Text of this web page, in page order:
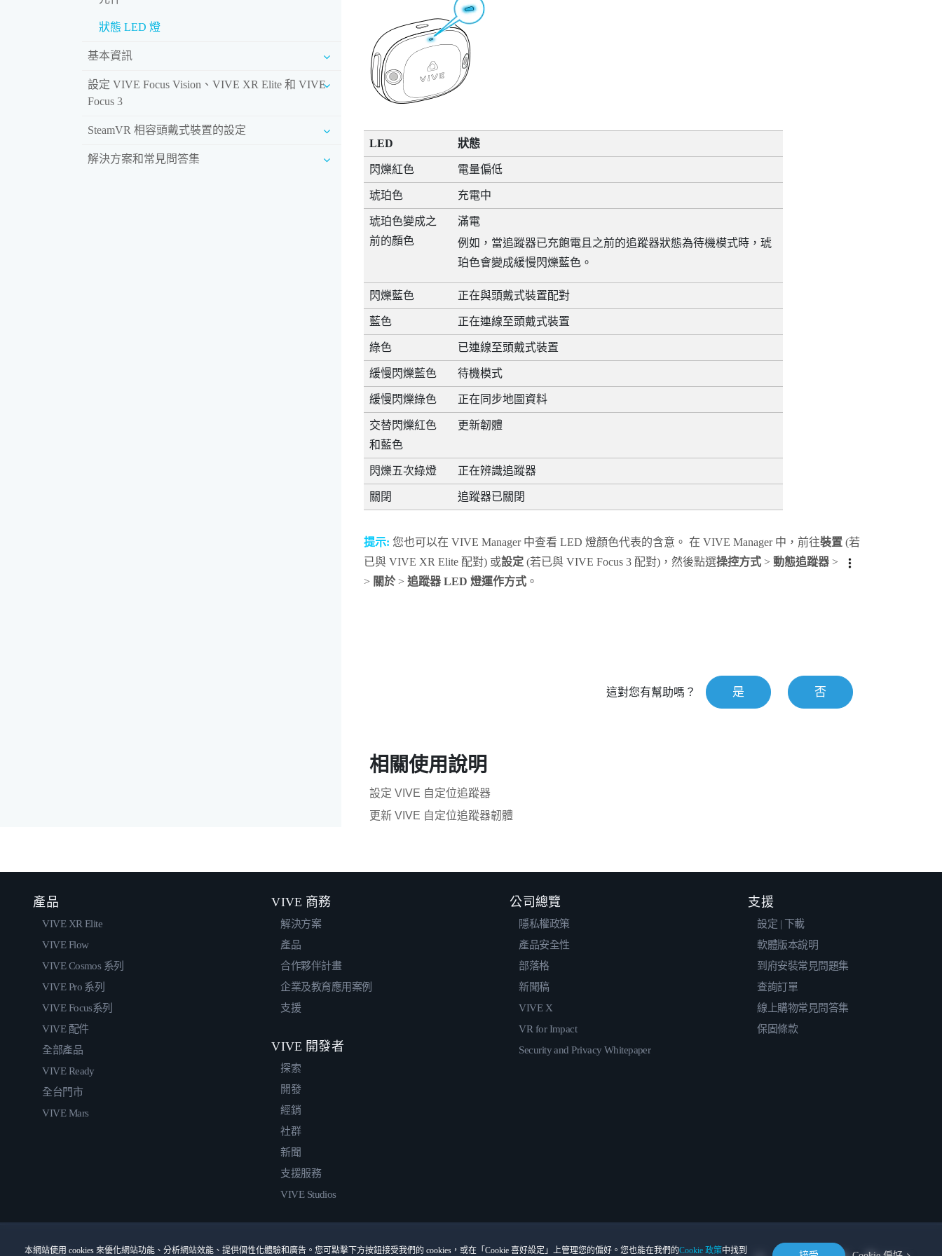
狀態 LED 燈
基本資訊
設定 VIVE Focus Vision、VIVE XR Elite 和 VIVE
Focus 3
SteamVR 相容頭戴式裝置的設定
解決方案和常見問答集
LED 狀態
閃爍紅色 電量偏低
琥珀色 充電中
琥珀色變成之
前的顏色
滿電
例如，當追蹤器已充飽電且之前的追蹤器狀態為待機模式時，琥
珀色會變成緩慢閃爍藍色。
閃爍藍色 正在與頭戴式裝置配對
藍色 正在連線至頭戴式裝置
綠色 已連線至頭戴式裝置
緩慢閃爍藍色 待機模式
緩慢閃爍綠色 正在同步地圖資料
交替閃爍紅色
和藍色
更新韌體
閃爍五次綠燈 正在辨識追蹤器
關閉 追蹤器已關閉
提示: 您也可以在 VIVE Manager中查看 LED 燈顏色代表的含意。 在 VIVE Manager中，前往裝置(若
已與 VIVE XR Elite配對) 或設定(若已與 VIVE Focus 3配對)，然後點選操控方式> 動態追蹤器>
> 關於> 追蹤器 LED 燈運作方式。
這對您有幫助嗎？ 是 否
相關使用說明
設定 VIVE 自定位追蹤器
更新 VIVE 自定位追蹤器韌體
本網站使用 cookies 來優化網站功能、分析網站效能、提供個性化體驗和廣告。您可點擊下方按鈕接受我們的 cookies，或在「Cookie 喜好設定」上管理您的偏好。您也能在我們的Cookie 政策中找到
產品
VIVE XR Elite
VIVE Flow
VIVE Cosmos 系列
VIVE Pro 系列
VIVE Focus系列
VIVE 配件
全部產品
VIVE Ready
全台門市
VIVE Mars
VIVE 商務
解決方案
產品
合作夥伴計畫
企業及教育應用案例
支援
VIVE 開發者
探索
開發
經銷
社群
新聞
支援服務
VIVE Studios
公司總覽
隱私權政策
產品安全性
部落格
新聞稿
VIVE X
VR for Impact
Security and Privacy Whitepaper
支援
設定 | 下載
軟體版本說明
到府安裝常見問題集
查詢訂單
線上購物常見問答集
保固條款